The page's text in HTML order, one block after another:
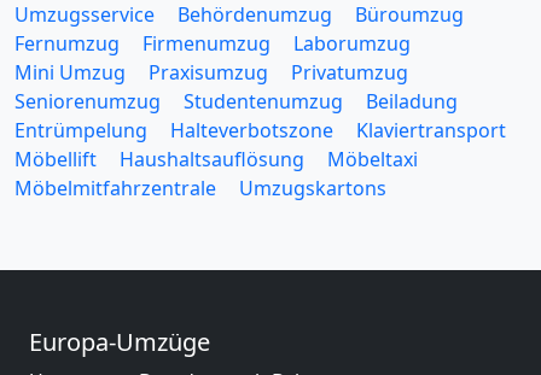
Umzugsservice Behördenumzug
Büroumzug
Fernumzug
Firmenumzug
Laborumzug
Mini Umzug
Praxisumzug
Privatumzug
Seniorenumzug
Studentenumzug
Beiladung
Entrümpelung
Halteverbotszone
Klaviertransport
Möbellift
Haushaltsauflösung
Möbeltaxi
Möbelmitfahrzentrale
Umzugskartons
Europa-Umzüge